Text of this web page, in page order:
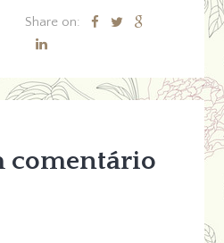
Share on:
comentário